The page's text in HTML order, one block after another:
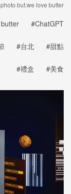
but.we love butter
#ChatGPT
#台北 #甜點
#禮盒 #美食